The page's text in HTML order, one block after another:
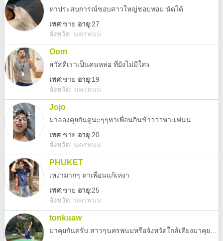
หาประสบการณ์ชอบสาวใหญ่ชอบทอม นัดได้
เพศ:ชาย อายุ:27
จังหวัด: นครพนม
Oom
สวัสดีเราเป็นคนหล่อ ที่ยังไม่มีใคร
เพศ:ชาย อายุ:19
จังหวัด: นครพนม
Jojo
มาลองคุยกันดูนะๆๆหาเพื่อนกินข้าวววหาเเฟนน
เพศ:ชาย อายุ:20
จังหวัด: นครพนม
PHUKET
เหงามากๆ หาเพื่อนแก้เหงา
เพศ:ชาย อายุ:25
จังหวัด: นครพนม
tonkuaw